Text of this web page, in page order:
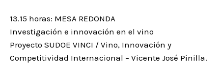
13.15 horas: MESA REDONDA
Investigación e innovación en el vino
Proyecto SUDOE VINCI / Vino, Innovación y
Competitividad Internacional – Vicente José Pinilla.